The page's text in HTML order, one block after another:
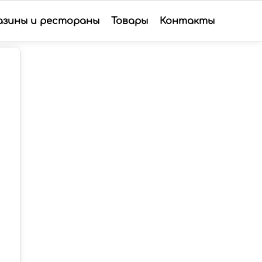
и рестораны Товары Контакты